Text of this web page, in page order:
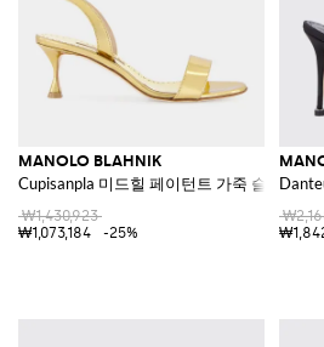
MANOLO BLAHNIK
Cupisanpla 미드힐 페이턴트 가죽 슬링백 샌
₩1,430,923
₩1,073,184
-25%